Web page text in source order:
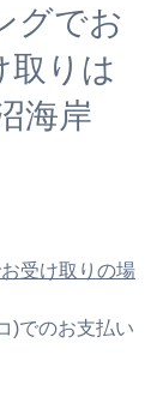
グでお
取りは
海岸
受け取りの場
)でのお支払い